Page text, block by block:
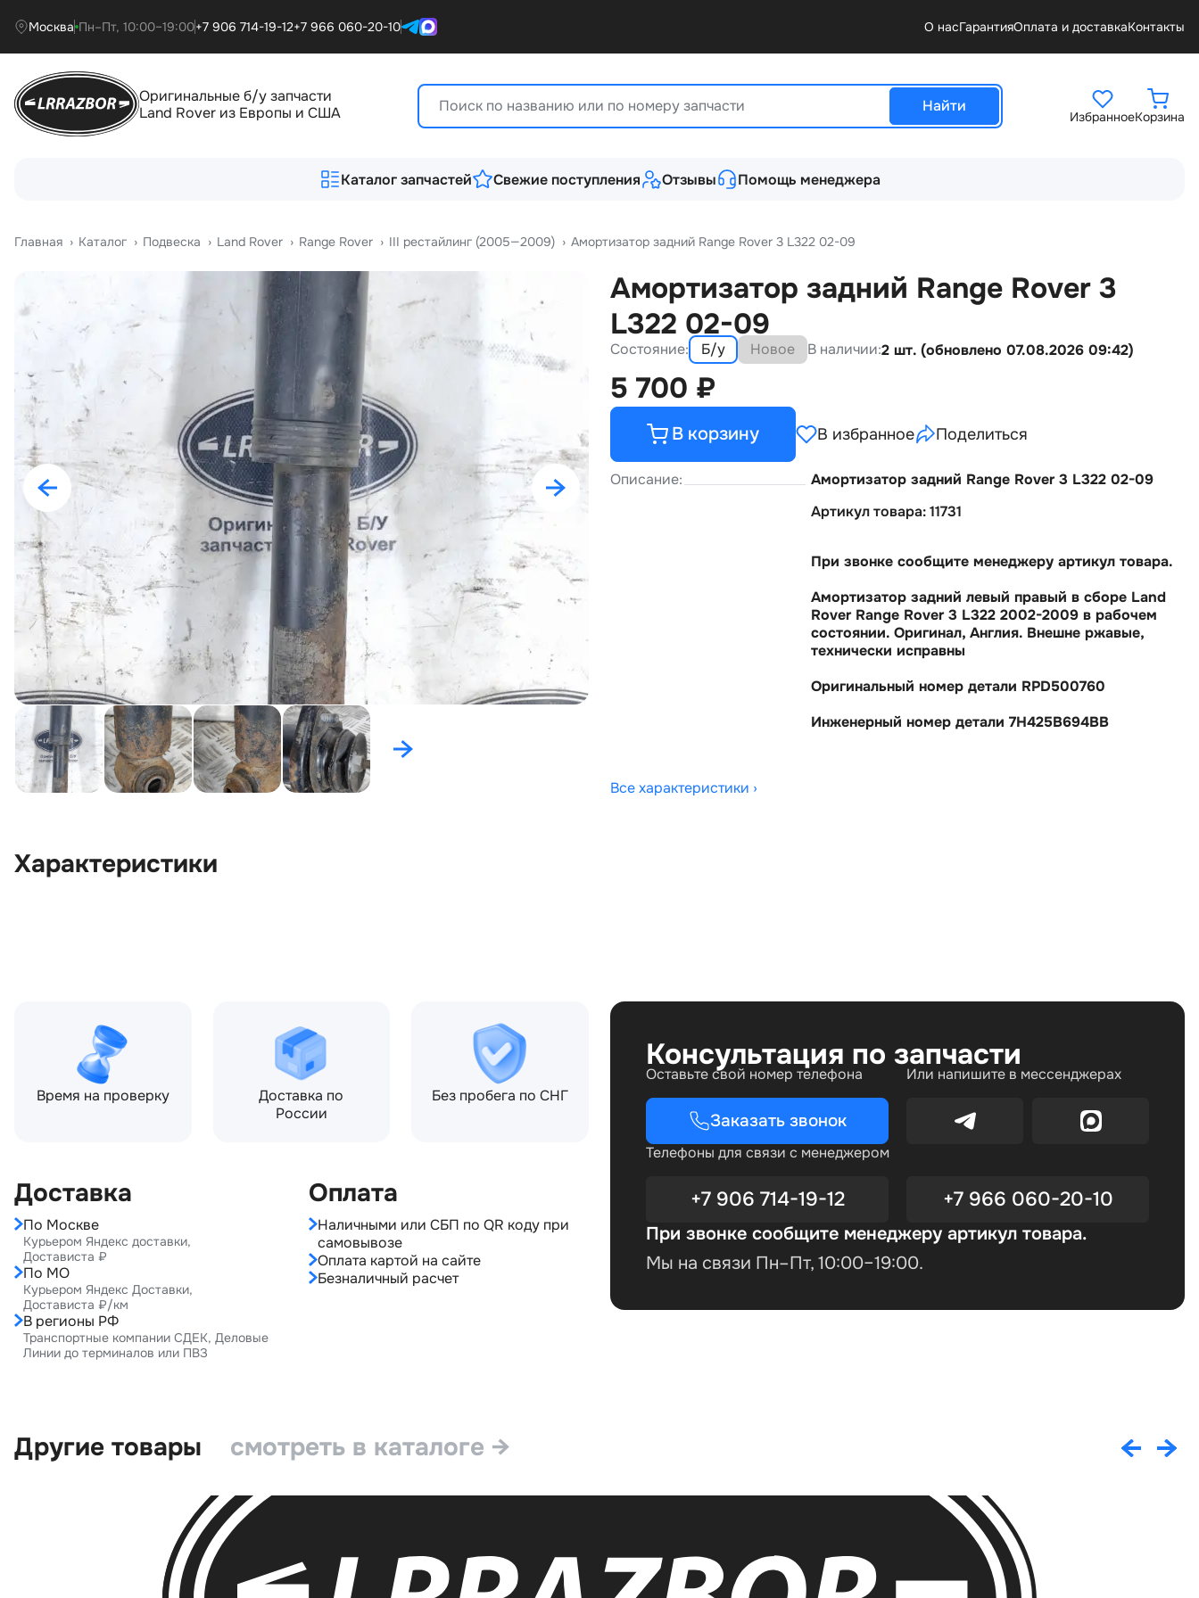
Москва Пн–Пт, 10:00–19:00+7 906 714-19-12+7 966 060-20-10 О насГарантияОплата и доставкаКонтакты
Оригинальные б/у запчасти
Land Rover из Европы и США
Найти
ИзбранноеКорзина
Каталог запчастей Свежие поступления Отзывы Помощь менеджера
Главная › Катало › Подвеска › Land Rover › Range Rover › III рестайлинг (2005—2009) › Амортизатор задний Range Rover 3 L322 02-09
Амортизатор задний Range Rover 3
L322 02-09
Состояние: Б/у Новое В наличии:2 шт. (обновлено 07.08.2026 09:42)
5 700 ₽
В корзину В избранное Поделиться
Описание:
Амортизатор задний Range Rover 3 L322 02-09
Артикул товара: 11731
При звонке сообщите менеджеру артикул товара.
Амортизатор задний левый правый в сборе Land
Rover Range Rover 3 L322 2002-2009 в рабочем
состоянии. Оригинал, Англия. Внешне ржавые,
технически исправны
Оригинальный номер детали RPD500760
Инженерный номер детали 7H425B694BB
Все характеристики ›
Характеристики
Время на проверку
Доставка по
России
Без пробега по СНГ
Доставка
По Москве
Курьером Яндекс доставки,
Достависта ₽
По МО
Курьером Яндекс Доставки,
Достависта ₽/км
В регионы РФ
Транспортные компании СДЕК, Деловые
Линии до терминалов или ПВЗ
Оплата
Наличными или СБП по QR коду при
самовывозе
Оплата картой на сайте
Безналичный расчет
Консультация по запчасти
Оставьте свой номер телефона
Заказать звонок
Или напишите в мессенджерах
Телефоны для связи с менеджером
+7 906 714-19-12 +7 966 060-20-10
При звонке сообщите менеджеру артикул товара.
Мы на связи Пн–Пт, 10:00–19:00.
Другие товары смотреть в каталоге →